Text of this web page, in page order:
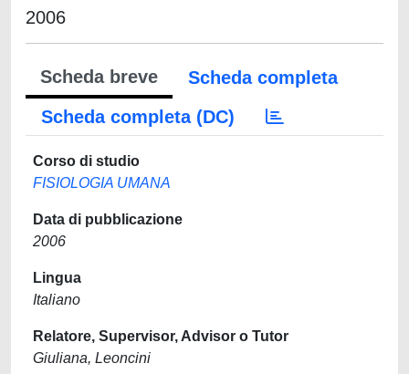
2006
Scheda breve
Scheda completa
Scheda completa (DC)
Corso di studio
FISIOLOGIA UMANA
Data di pubblicazione
2006
Lingua
Italiano
Relatore, Supervisor, Advisor o Tutor
Giuliana, Leoncini